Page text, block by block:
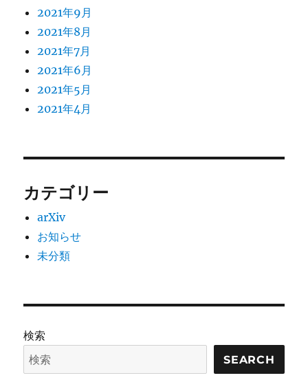
2021年9月
2021年8月
2021年7月
2021年6月
2021年5月
2021年4月
カテゴリー
arXiv
お知らせ
未分類
検索
SEARCH